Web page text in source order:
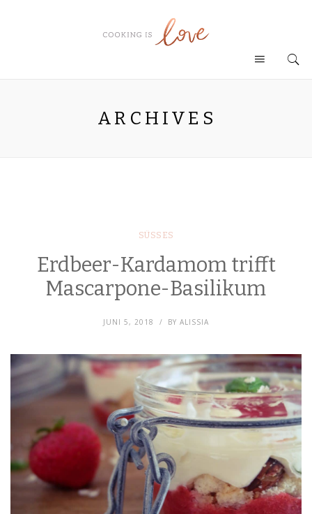
ARCHIVES
SÜSSES
Erdbeer-Kardamom trifft
Mascarpone-Basilikum
JUNI 5, 2018 BY ALISSIA